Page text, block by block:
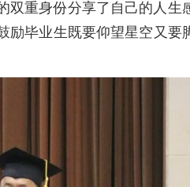
身份分享了自己的人生
毕业生既要仰望星空又